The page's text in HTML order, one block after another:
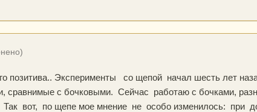
позитива.. Эксперименты со щепой начал шесть лет
сравнимые с бочковыми. Сейчас работаю с бочками,
вот, по щепе мое мнение не особо изменилось: при